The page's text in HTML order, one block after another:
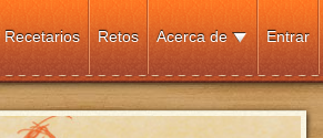
Entrar
Acerca de
Retos
Recetarios